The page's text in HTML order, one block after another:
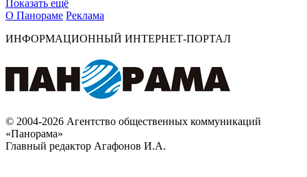
Показать ещё
О Панораме Реклама
ИНФОРМАЦИОННЫЙ ИНТЕРНЕТ-ПОРТАЛ
© 2004-2026 Агентство общественных коммуникаций
«Панорама»
Главный редактор Агафонов И.А.